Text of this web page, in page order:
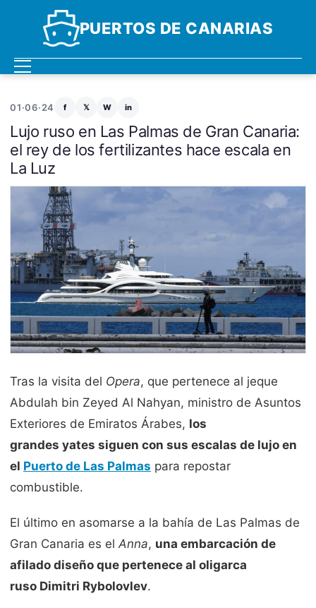
PUERTOS DE CANARIAS
01·06·24 f 𝕏 W in
Lujo ruso en Las Palmas de Gran Canaria:
el rey de los fertilizantes hace escala en
La Luz
Tras la visita del Opera, que pertenece al jeque
Abdulah bin Zeyed Al Nahyan, ministro de Asuntos
Exteriores de Emiratos Árabes, los
grandes yates siguen con sus escalas de lujo en
el Puerto de Las Palmas para repostar
combustible.
El último en asomarse a la bahía de Las Palmas de
Gran Canaria es el Anna, una embarcación de
afilado diseño que pertenece al oligarca
ruso Dimitri Rybolovlev.